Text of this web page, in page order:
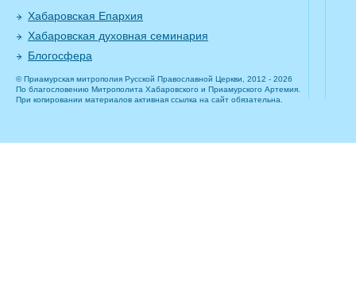
Хабаровская Епархия
Хабаровская духовная семинария
Блогосфера
© Приамурская митрополия Русской Православной Церкви, 2012 - 2026
По благословению Митрополита Хабаровского и Приамурского Артемия.
При копировании материалов активная ссылка на сайт обязательна.